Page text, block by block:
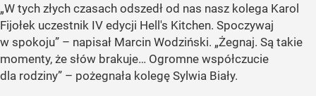
„W tych złych czasach odszedł od nas nasz kolega Karol
Fijołek uczestnik IV edycji Hell's Kitchen. Spoczywaj
w spokoju” – napisał Marcin Wodziński. „Żegnaj. Są takie
momenty, że słów brakuje… Ogromne współczucie
dla rodziny” – pożegnała kolegę Sylwia Biały.